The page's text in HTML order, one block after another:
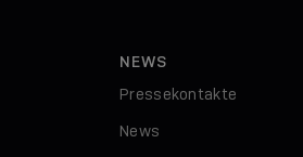
NEWS
Pressekontakte
News